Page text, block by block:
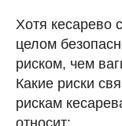
Хотя кесарево
целом
риском, чем
Какие риски
рискам